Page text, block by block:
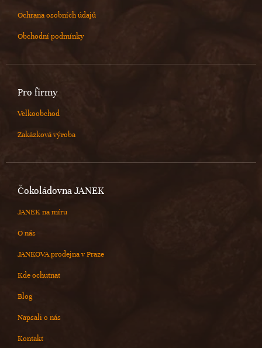
Ochrana osobních údajů
Obchodní podmínky
Pro firmy
Velkoobchod
Zakázková výroba
Čokoládovna JANEK
JANEK na míru
O nás
JANKOVA prodejna v Praze
Kde ochutnat
Blog
Napsali o nás
Kontakt